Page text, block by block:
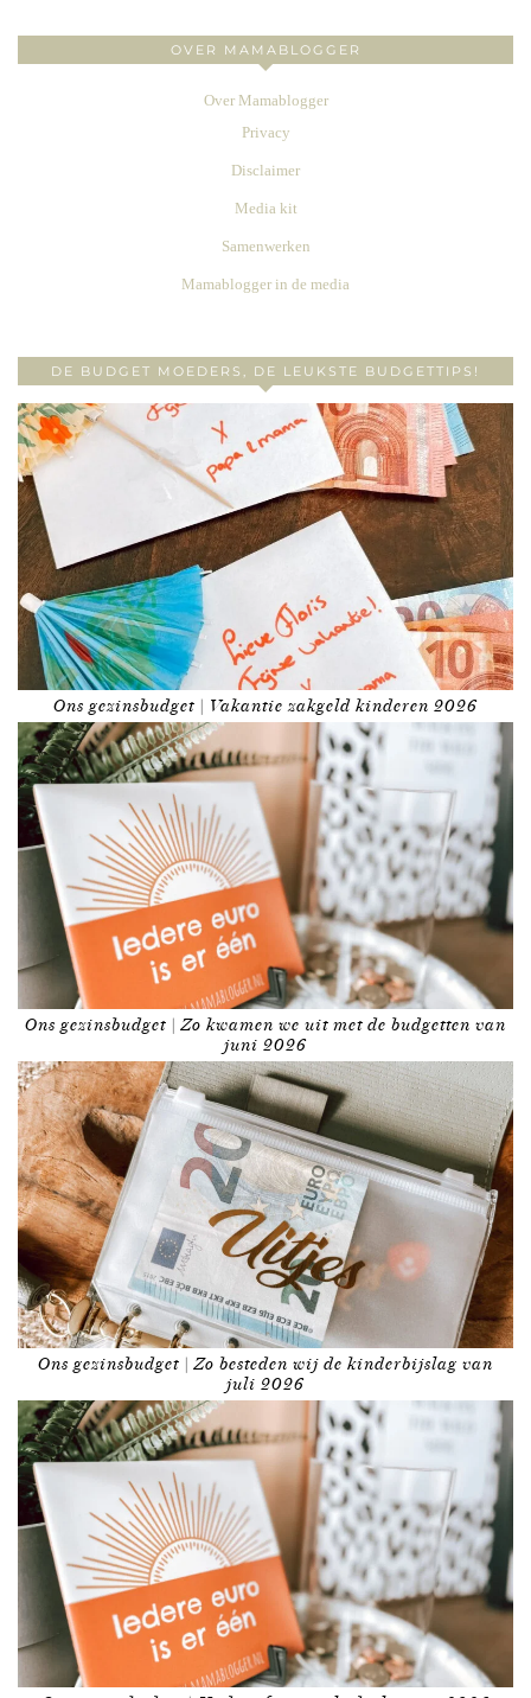
OVER MAMABLOGGER
Over Mamablogger
Privacy
Disclaimer
Media kit
Samenwerken
Mamablogger in de media
DE BUDGET MOEDERS, DE LEUKSTE BUDGETTIPS!
Ons gezinsbudget | Vakantie zakgeld kinderen 2026
Ons gezinsbudget | Zo kwamen we uit met de budgetten van
juni 2026
Ons gezinsbudget | Zo besteden wij de kinderbijslag van
juli 2026